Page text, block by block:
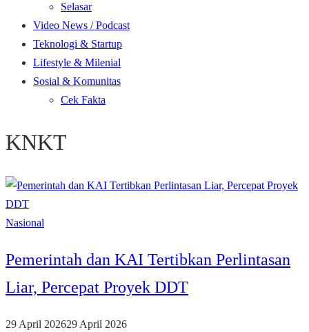
Selasar
Video News / Podcast
Teknologi & Startup
Lifestyle & Milenial
Sosial & Komunitas
Cek Fakta
KNKT
Nasional
Pemerintah dan KAI Tertibkan Perlintasan
Liar, Percepat Proyek DDT
29 April 202629 April 2026